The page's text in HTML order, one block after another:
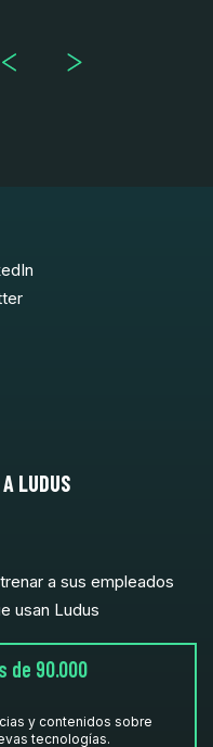
LUDUS
a sus empleados
usan Ludus
de 90.000
y contenidos sobre
tecnologías.